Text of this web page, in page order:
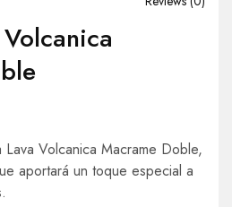
Volcanica Macrame Doble,
aportará un toque especial a